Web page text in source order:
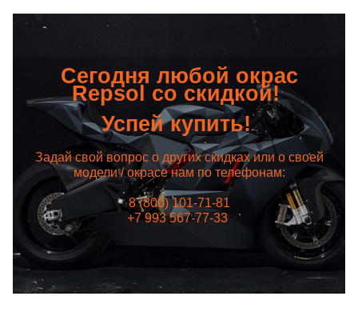
Сегодня любой окрас
Repsol со скидкой!
Успей купить!
Задай свой вопрос о других скидках или о своей
модели / окрасе нам по телефонам:
8 (800) 101-71-81
+7 993 567-77-33